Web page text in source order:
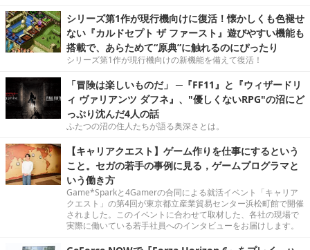
シリーズ第1作が現行機向けに復活！懐かしくも色褪せ
ない『カルドセプト ザ ファースト』遊びやすい機能も
搭載で、あらためて“原典”に触れるのにぴったり
シリーズ第1作が現行機向けの新機能を備えて復活！
「冒険は楽しいものだ」 ─『FF11』と『ウィザードリ
ィ ヴァリアンツ ダフネ』、"優しくないRPG"の沼にど
っぷり沈んだ4人の話
ふたつの沼の住人たちが語る奥深さとは。
【キャリアクエスト】ゲーム作りを仕事にするという
こと。セガの若手の事例に見る，ゲームプログラマと
いう働き方
Game*Sparkと4Gamerの合同による就活イベント「キャリア
クエスト」の第4回が東京都立産業貿易センター浜松町館で開催
されました。このイベントに合わせて取材した、各社の現場で
実際に働いている若手社員へのインタビューをお届けします。